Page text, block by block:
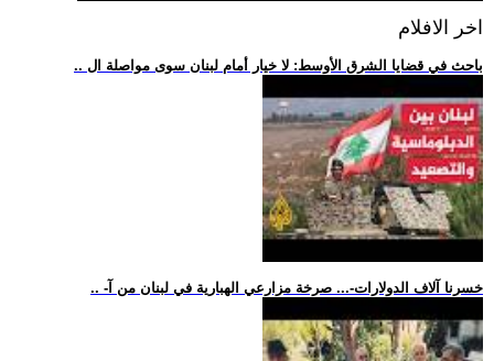
اخر الافلام
.. باحث في قضايا الشرق الأوسط: لا خيار أمام لبنان سوى مواصلة ال
.. -خسرنا آلاف الدولارات-... صرخة مزارعي الهبارية في لبنان من آ